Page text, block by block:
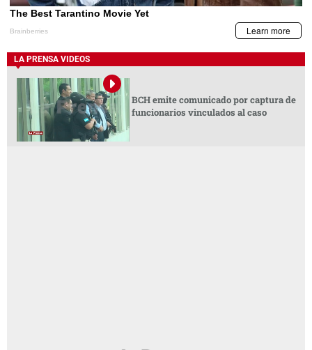
LA PRENSA VIDEOS
BCH emite comunicado por captura de
funcionarios vinculados al caso